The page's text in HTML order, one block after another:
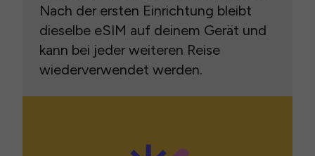
Nach der ersten Einrichtung bleibt
dieselbe eSIM auf deinem Gerät und
kann bei jeder weiteren Reise
wiederverwendet werden.